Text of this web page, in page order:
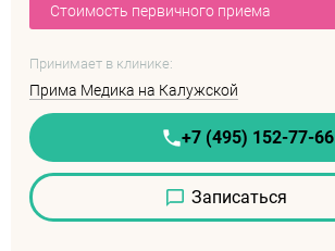
Стоимость первичного приема
Принимает в клинике:
Прима Медика на Калужской
+7 (495) 152-77-66
Записаться